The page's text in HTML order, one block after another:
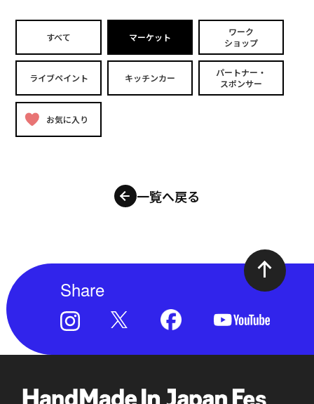
すべて マーケット
ワーク
ショップ
ライブペイント キッチンカー
パートナー・
スポンサー
お気に入り
一覧へ戻る
Share